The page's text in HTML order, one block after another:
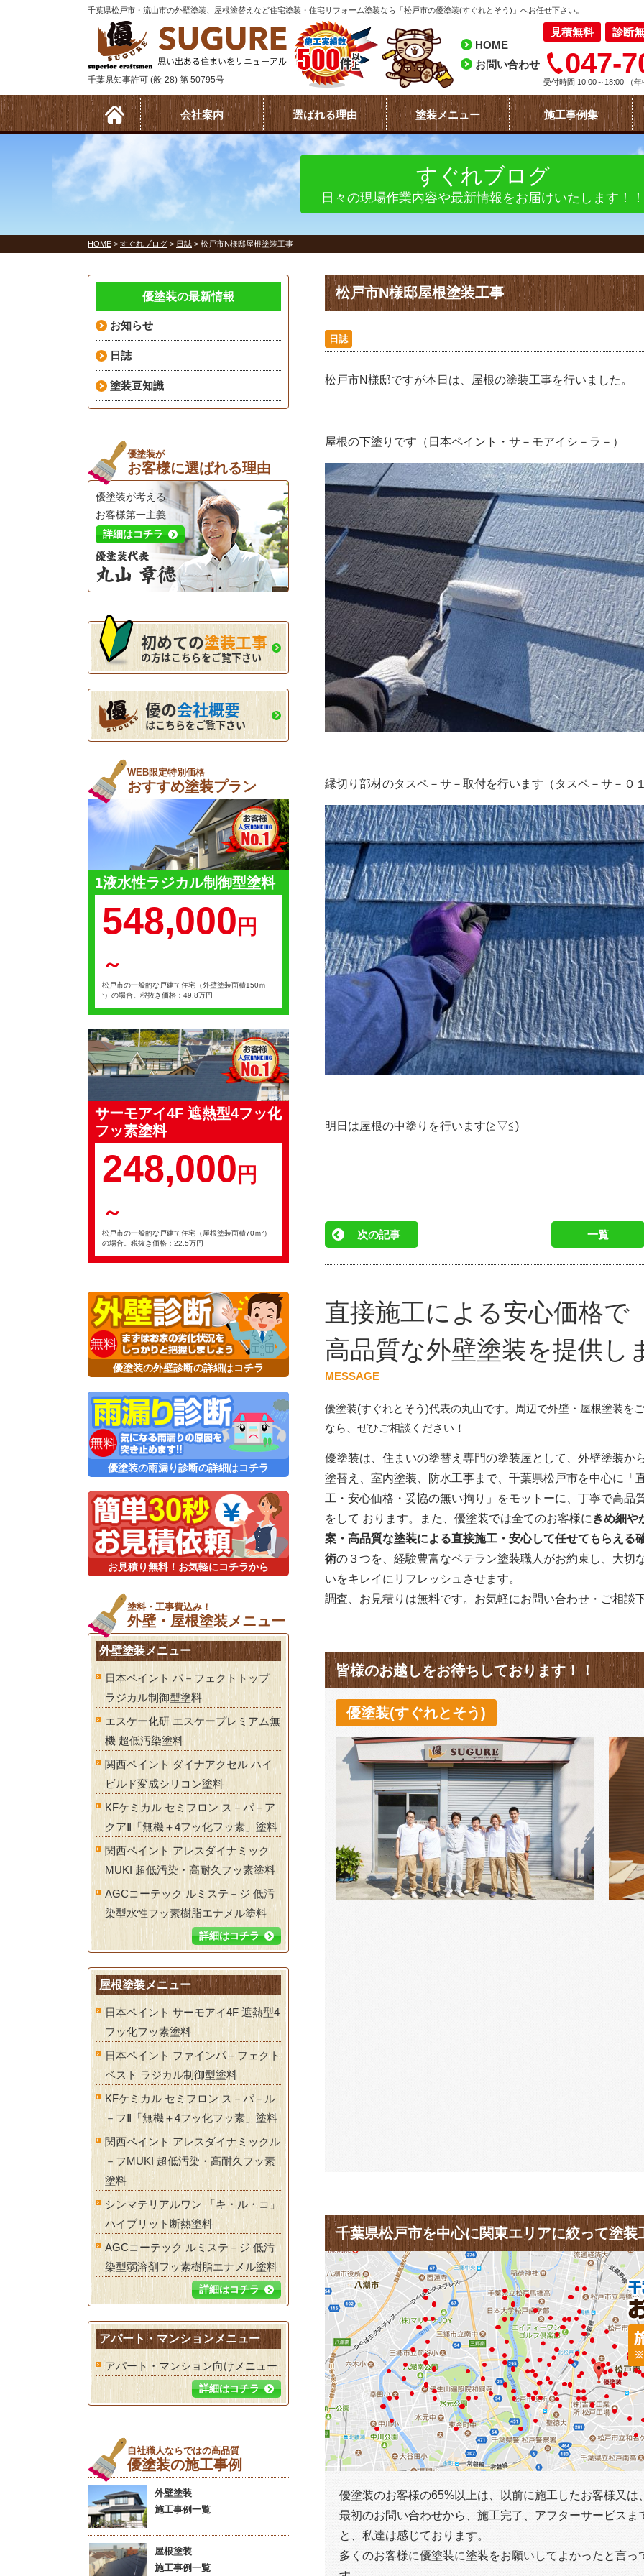
千葉県松戸市・流山市の外壁塗装、屋根塗替えなど住宅塗装・住宅リフォーム塗装なら「松戸市の優塗装(すぐれとそう)」へお任せ下さい。
千葉県知事許可 (般-28) 第 50795号
HOME
お問い合わせ
見積無料 診断
047-
受付時間 10:00～18:00 （
会社案内 選ばれる理由 塗装メニュー 施工事例集
すぐれブログ
日々の現場作業内容や最新情報をお届けいたします！！
HOME > すぐれブログ > 日誌 > 松戸市N様邸屋根塗装工事
松戸市N様邸屋根塗装工事
日誌
松戸市N様邸ですが本日は、屋根の塗装工事を行いました。
屋根の下塗りです（日本ペイント・サ－モアイシ－ラ－）
縁切り部材のタスペ－サ－取付を行います（タスペ－サ－０
明日は屋根の中塗りを行います(≧▽≦)
次の記事 一覧
直接施工による安心価格で
高品質な外壁塗装を提供し
MESSAGE
優塗装(すぐれとそう)代表の丸山です。周辺で外壁・屋根塗装を
なら、ぜひご相談ください！
優塗装は、住まいの塗替え専門の塗装屋として、外壁塗装か
塗替え、室内塗装、防水工事まで、千葉県松戸市を中心に「
工・安心価格・妥協の無い拘り」をモットーに、丁寧で高品
をして おります。また、優塗装では全てのお客様に きめ細や
案・高品質な塗装による直接施工・安心して任せてもらえる
術の３つを、経験豊富なベテラン塗装職人がお約束し、大切
いをキレイにリフレッシュさせます。
調査、お見積りは無料です。お気軽にお問い合わせ・ご相談
皆様のお越しをお待ちしております！！
優塗装(すぐれとそう)
千葉県松戸市を中心に関東エリアに絞って塗装
優塗装のお客様の65%以上は、以前に施工したお客様又
最初のお問い合わせから、施工完了、アフターサービス
と、私達は感じております。
多くのお客様に優塗装に塗装をお願いしてよかったと言
優塗装の最新情報
お知らせ
日誌
塗装豆知識
優塗装が
お客様に選ばれる理由
優塗装が考える
お客様第一主義
詳細はコチラ
初めての塗装工事
の方はこちらをご覧下さい
優の会社概要
はこちらをご覧下さい
WEB限定特別価格
おすすめ塗装プラン
1液水性ラジカル制御型塗料
548,000 円
～
松戸市の一般的な戸建て住宅（外壁塗装面積150ｍ
²）の場合。税抜き価格：49.8万円
サーモアイ4F 遮熱型4フッ化
フッ素塗料
248,000 円
～
松戸市の一般的な戸建て住宅（屋根塗装面積70ｍ²）
の場合。税抜き価格：22.5万円
優塗装の外壁診断の詳細はコチラ
優塗装の雨漏り診断の詳細はコチラ
お見積り無料！お気軽にコチラから
塗料・工事費込み！
外壁・屋根塗装メニュー
外壁塗装メニュー
日本ペイント パ－フェクトトップ
ラジカル制御型塗料
エスケー化研 エスケープレミアム無
機 超低汚染塗料
関西ペイント ダイナアクセル ハイ
ビルド変成シリコン塗料
KFケミカル セミフロン ス－パ－ア
クアⅡ「無機＋4フッ化フッ素」塗料
関西ペイント アレスダイナミック
MUKI 超低汚染・高耐久フッ素塗料
AGCコーテック ルミステ－ジ 低汚
染型水性フッ素樹脂エナメル塗料
詳細はコチラ
屋根塗装メニュー
日本ペイント サーモアイ4F 遮熱型4
フッ化フッ素塗料
日本ペイント ファインパ－フェクト
ベスト ラジカル制御型塗料
KFケミカル セミフロン ス－パ－ル
－フⅡ「無機＋4フッ化フッ素」塗料
関西ペイント アレスダイナミックル
－フMUKI 超低汚染・高耐久フッ素
塗料
シンマテリアルワン 「キ・ル・コ」
ハイブリット断熱塗料
AGCコーテック ルミステ－ジ 低汚
染型弱溶剤フッ素樹脂エナメル塗料
詳細はコチラ
アパート・マンションメニュー
アパート・マンション向けメニュー
詳細はコチラ
自社職人ならではの高品質
優塗装の施工事例
外壁塗装
施工事例一覧
屋根塗装
施工事例一覧